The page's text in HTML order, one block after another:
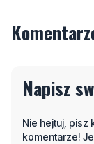
Napisz
Nie hejtuj, pisz
komentarze!